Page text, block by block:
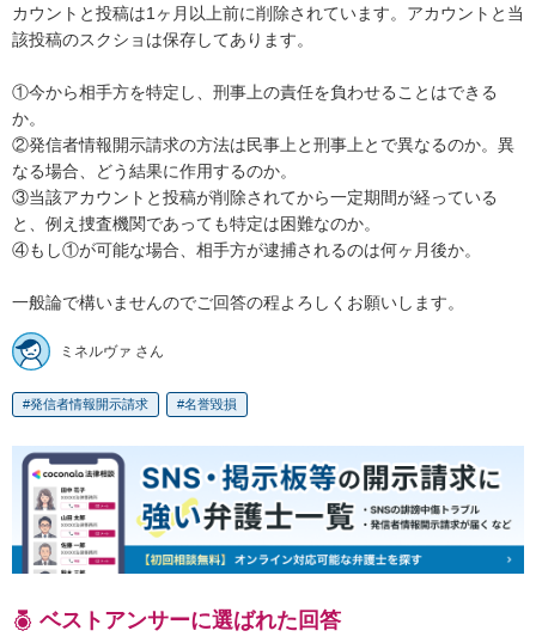
カウントと投稿は1ヶ月以上前に削除されています。アカウントと当
該投稿のスクショは保存してあります。
①今から相手方を特定し、刑事上の責任を負わせることはできる
か。
②発信者情報開示請求の方法は民事上と刑事上とで異なるのか。異
なる場合、どう結果に作用するのか。
③当該アカウントと投稿が削除されてから一定期間が経っている
と、例え捜査機関であっても特定は困難なのか。
④もし①が可能な場合、相手方が逮捕されるのは何ヶ月後か。
一般論で構いませんのでご回答の程よろしくお願いします。
ミネルヴァ さん
発信者情報開示請求 名誉毀損
ベストアンサーに選ばれた回答